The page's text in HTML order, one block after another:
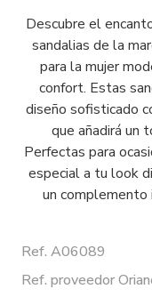
Descubre el
sandalias de la
para la mujer
confort. Estas
diseño sofisticado
que añadirá un
Perfectas para
especial a tu look
un complemento
Ref. A06089
Ref. proveedor